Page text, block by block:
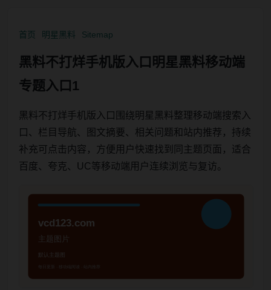
首页 明星黑料 Sitemap
黑料不打烊手机版入口明星黑料移动端
专题入口1
黑料不打烊手机版入口围绕明星黑料整理移动端搜索入
口、栏目导航、图文摘要、相关问题和站内推荐，持续
补充可点击内容，方便用户快速找到同主题页面，适合
百度、夸克、UC等移动端用户连续浏览与复访。